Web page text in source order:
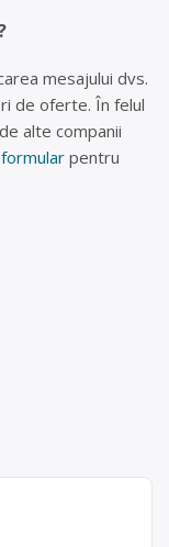
mesajului dvs.
de oferte. În felul
alte companii
pentru